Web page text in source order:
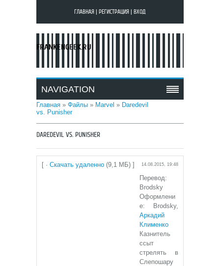
ГЛАВНАЯ РЕГИСТРАЦИЯ ВХОД
FRANKENGEEK.RU
NAVIGATION
Главная » Файлы » Marvel » Daredevil
vs. Punisher
DAREDEVIL VS. PUNISHER
[ · Скачать удаленно (9,1 МБ) ] 14.08.2015, 19:48
Перевод:
Brodsky
Оформлени
е: Brodsky,
Аркадий
Клименко
Казнитель
ссыт
стрелять в
Слепошару